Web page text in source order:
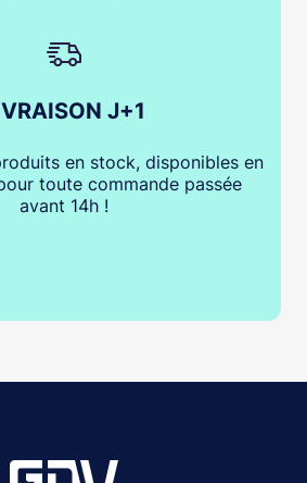
J+1
en stock, disponibles en
toute commande passée
avant 14h !